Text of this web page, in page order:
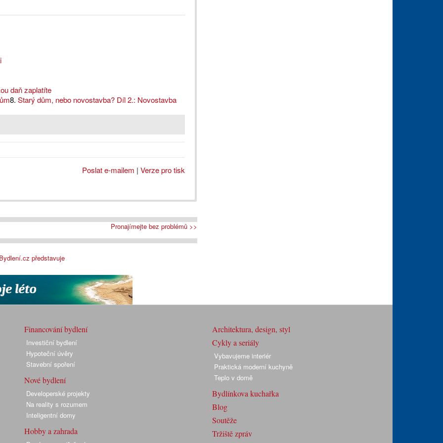
daň zaplatíte
8. Starý dům, nebo novostavba? Díl 2.: Novostavba
Poslat e-mailem | Verze pro tisk
Pronajímejte bez problémů >>
Bydlení.cz představuje
Financování bydlení
Investiční bydlení
Hypoteční úvěry
Stavební spoření
Nové bydlení
Developerské projekty
Na reality s rozumem
Inteligentní domy
Hobby a zahrada
Architektura, design, styl
Cykly a seriály
Vybavujeme interiér
Praktická moderní kuchyně
Teplo v domě
Bydlínkova kuchařka
Blog
Soutěže
Tržiště zpráv